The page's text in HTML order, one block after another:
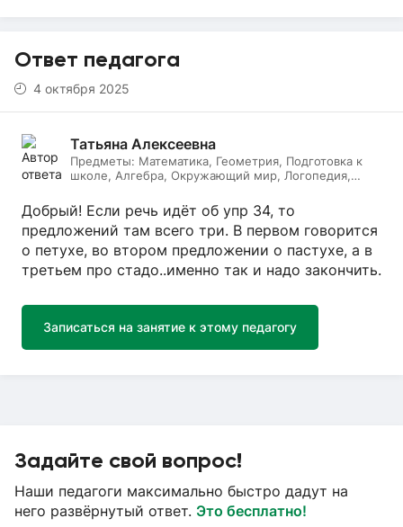
Ответ педагога
4 октября 2025
Татьяна Алексеевна
Предметы: Математика, Геометрия, Подготовка к
школе, Алгебра, Окружающий мир, Логопедия,
чтение, Русский язык
Добрый! Если речь идёт об упр 34, то
предложений там всего три. В первом говорится
о петухе, во втором предложении о пастухе, а в
третьем про стадо..именно так и надо закончить.
Записаться на занятие к этому педагогу
Задайте свой вопрос!
Наши педагоги максимально быстро дадут на
него развёрнутый ответ. Это бесплатно!